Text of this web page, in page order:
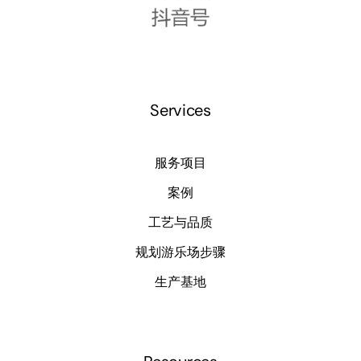
Services
服务项目
案例
工艺与品质
规划游乐场步骤
生产基地